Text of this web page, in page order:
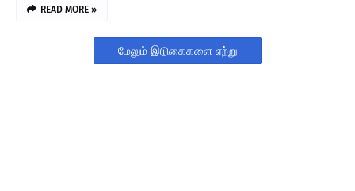
READ MORE »
மேலும் இடுகைகளை ஏற்று